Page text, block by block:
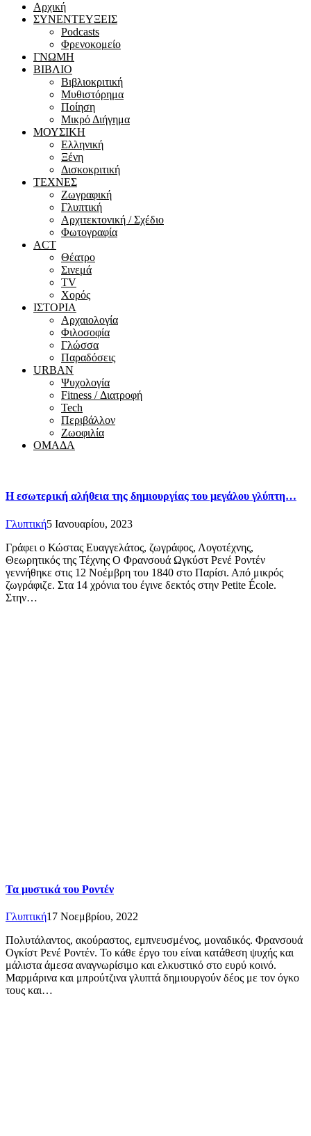
Αρχική
ΣΥΝΕΝΤΕΥΞΕΙΣ
Podcasts
Φρενοκομείο
ΓΝΩΜΗ
ΒΙΒΛΙΟ
Βιβλιοκριτική
Μυθιστόρημα
Ποίηση
Μικρό Διήγημα
ΜΟΥΣΙΚΗ
Ελληνική
Ξένη
Δισκοκριτική
ΤΕΧΝΕΣ
Ζωγραφική
Γλυπτική
Αρχιτεκτονική / Σχέδιο
Φωτογραφία
ACT
Θέατρο
Σινεμά
ΤV
Χορός
ΙΣΤΟΡΙΑ
Αρχαιολογία
Φιλοσοφία
Γλώσσα
Παραδόσεις
URBAN
Ψυχολογία
Fitness / Διατροφή
Tech
Περιβάλλον
Ζωοφιλία
ΟΜΑΔΑ
Η εσωτερική αλήθεια της δημιουργίας του μεγάλου γλύπτη…
Γλυπτική5 Ιανουαρίου, 2023
Γράφει ο Κώστας Ευαγγελάτος, ζωγράφος, Λογοτέχνης,
Θεωρητικός της Τέχνης O Φρανσουά Ωγκύστ Ρενέ Ροντέν
γεννήθηκε στις 12 Νοέμβρη του 1840 στο Παρίσι. Από μικρός
ζωγράφιζε. Στα 14 χρόνια του έγινε δεκτός στην Petite École.
Στην…
Τα μυστικά του Ροντέν
Γλυπτική17 Νοεμβρίου, 2022
Πολυτάλαντος, ακούραστος, εμπνευσμένος, μοναδικός. Φρανσουά
Ογκίστ Ρενέ Ροντέν. Το κάθε έργο του είναι κατάθεση ψυχής και
μάλιστα άμεσα αναγνωρίσιμο και ελκυστικό στο ευρύ κοινό.
Μαρμάρινα και μπρούτζινα γλυπτά δημιουργούν δέος με τον όγκο
τους και…